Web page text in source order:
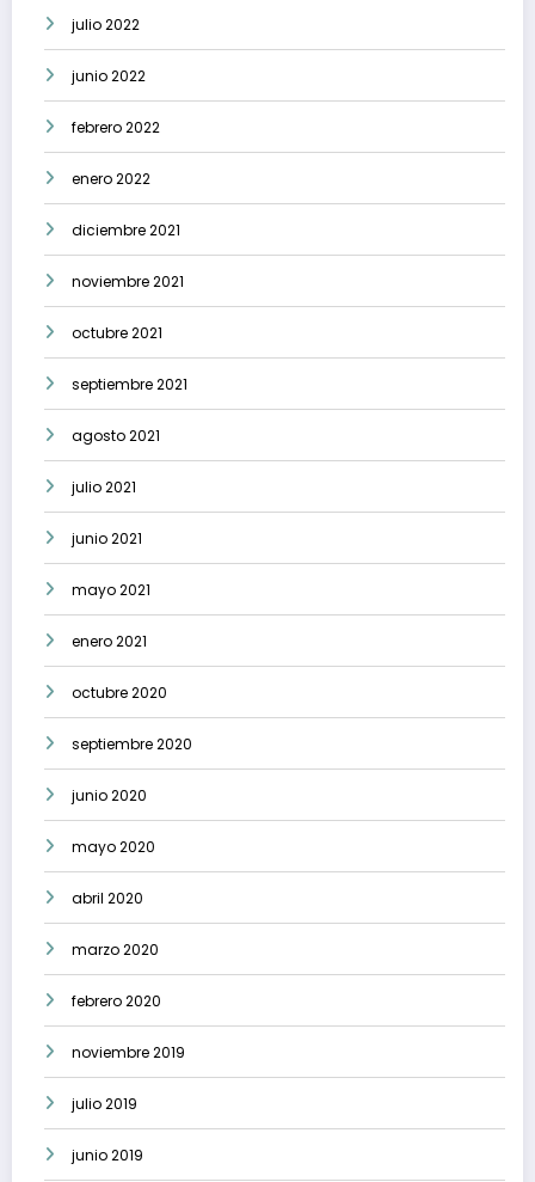
julio 2022
junio 2022
febrero 2022
enero 2022
diciembre 2021
noviembre 2021
octubre 2021
septiembre 2021
agosto 2021
julio 2021
junio 2021
mayo 2021
enero 2021
octubre 2020
septiembre 2020
junio 2020
mayo 2020
abril 2020
marzo 2020
febrero 2020
noviembre 2019
julio 2019
junio 2019